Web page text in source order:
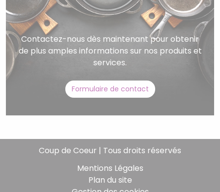
Contactez-nous dès maintenant pour obtenir
de plus amples informations sur nos produits et
services.
Formulaire de contact
Coup de Coeur | Tous droits réservés
Mentions Légales
Plan du site